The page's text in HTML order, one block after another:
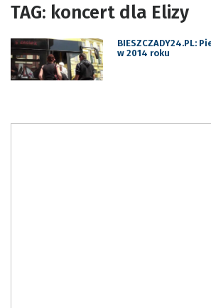
TAG: koncert dla Elizy
BIESZCZADY24.PL:
w 2014 roku